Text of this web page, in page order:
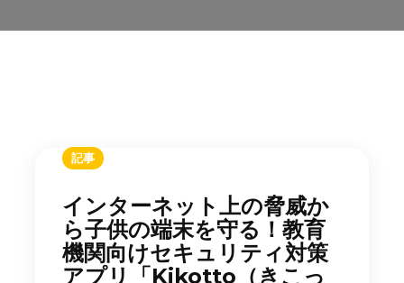
記事
インターネット上の脅威か
ら子供の端末を守る！教育
機関向けセキュリティ対策
アプリ「Kikotto（きこっ